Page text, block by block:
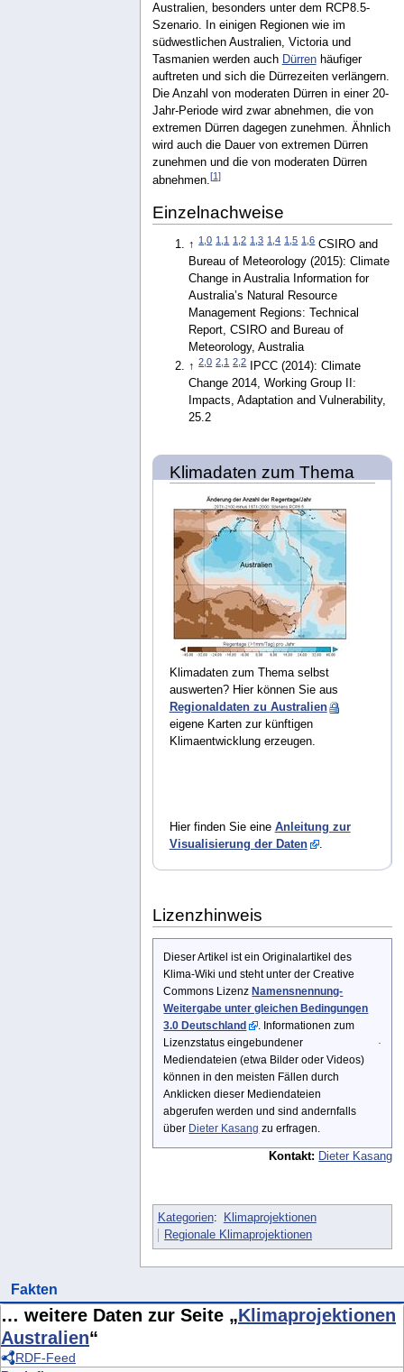
Australien, besonders unter dem RCP8.5-
Szenario. In einigen Regionen wie im
südwestlichen Australien, Victoria und
Tasmanien werden auch Dürrenhäufiger
auftreten und sich die Dürrezeiten verlängern.
Die Anzahl von moderaten Dürren in einer 20-
Jahr-Periode wird zwar abnehmen, die von
extremen Dürren dagegen zunehmen. Ähnlich
wird auch die Dauer von extremen Dürren
zunehmen und die von moderaten Dürren
abnehmen.[1]
Einzelnachweise
↑1,0 1,1 1,2 1,3 1,4 1,5 1,6 CSIRO and
Bureau of Meteorology (2015): Climate
Change in Australia Information for
Australia’s Natural Resource
Management Regions: Technical
Report, CSIRO and Bureau of
Meteorology, Australia
↑2,0 2,1 2,2
IPCC (2014): Climate
Change 2014, Working Group II:
Impacts, Adaptation and Vulnerability,
25.2
Klimadaten zum Thema
Klimadaten zum Thema selbst
auswerten? Hier können Sie aus
Regionaldaten zu Australien
eigene Karten zur künftigen
Klimaentwicklung erzeugen.
Hier finden Sie eine Anleitung zur
Visualisierung der Daten
.
Lizenzhinweis
Dieser Artikel ist ein Originalartikel des
Klima-Wiki und steht unter der Creative
Commons LizenzNamensnennung-
Weitergabe unter gleichen Bedingungen
3.0 Deutschland
. Informationen zum
Lizenzstatus eingebundener
Mediendateien (etwa Bilder oder Videos)
können in den meisten Fällen durch
Anklicken dieser Mediendateien
abgerufen werden und sind andernfalls
über Dieter Kasang zu erfragen.
Kontakt: Dieter Kasang
Kategorien:
Klimaprojektionen
Regionale Klimaprojektionen
Fakten
… weitere Daten zur Seite „Klimaprojektionen
Australien“
RDF-Feed